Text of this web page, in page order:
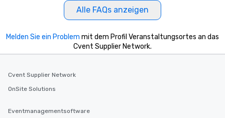
Alle FAQs anzeigen
Melden Sie ein Problem mit dem Profil Veranstaltungsortes an das
Cvent Supplier Network.
Cvent Supplier Network
OnSite Solutions
Eventmanagementsoftware